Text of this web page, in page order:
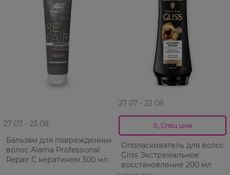
27 07 - 23 08
Бальзам для поврежденных
волос Alama Professional
Repair С кератином 300 мл
27 07 - 23 08
0_Спец.ціна
Ополаскиватель для волос
Gliss Экстремальное
восстановление 200 мл